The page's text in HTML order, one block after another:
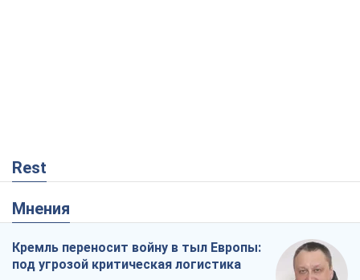
Rest
Мнения
Кремль переносит войну в тыл Европы:
под угрозой критическая логистика